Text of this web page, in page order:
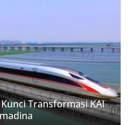
Transformasi KAI